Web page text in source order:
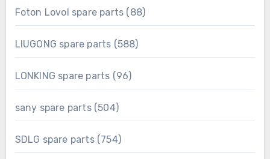
Foton Lovol spare parts
8888
products
LIUGONG spare parts 588588
products
LONKING spare parts
9696
products
sany spare parts 504504
products
SDLG spare parts 754754
products